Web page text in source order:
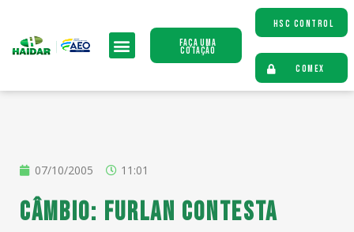
Faça uma
Cotação
HSC CONTROL
COMEX
07/10/2005 11:01
Câmbio: Furlan contesta